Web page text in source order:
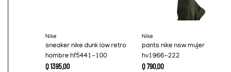
Nike
sneaker nike dunk low retro
hombre hf5441-100
Q139500
Nike
pants nike nsw mujer
hv1966-222
Q79000